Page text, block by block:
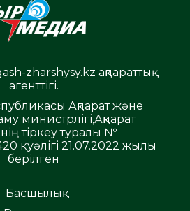
zharshysy.kz ақпараттық
агенттігі.
Ақпарат және
министрлігі,Ақпарат
тіркеу туралы №
куәлігі 21.07.2022 жылы
берілген
Басшылық